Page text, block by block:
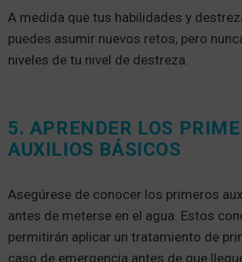
A medida que tus habilidades y
puedes asumir nuevos retos, pero
niveles de tu nivel de destreza.
5. APRENDER LOS
AUXILIOS BÁSICOS
Asegúrese de conocer los primeros
antes de meterse en el agua. Estos
permitirán aplicar un tratamiento de
caso de emergencia antes de que